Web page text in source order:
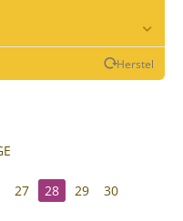
Herstel
27 28 29 30